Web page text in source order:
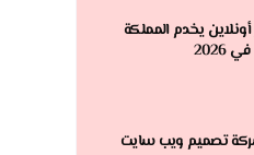
يخدم المملكة
2026
تصميم ويب سايت